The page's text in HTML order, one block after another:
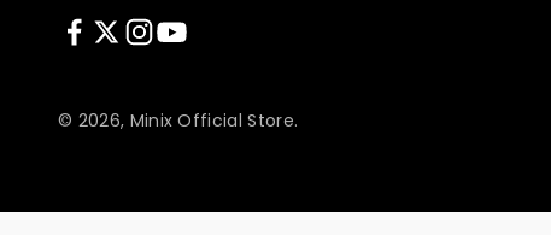
© 2026, Minix Official Store.